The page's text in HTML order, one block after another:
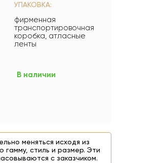
УПАКОВКА:
фирменная
транспортировочная
коробка, атласные
ленты
В наличии
меняться исходя из
стиль и размер. Эти
с заказчиком.